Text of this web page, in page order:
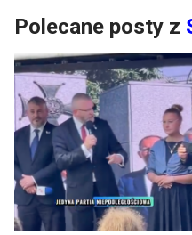
Polecane posty z